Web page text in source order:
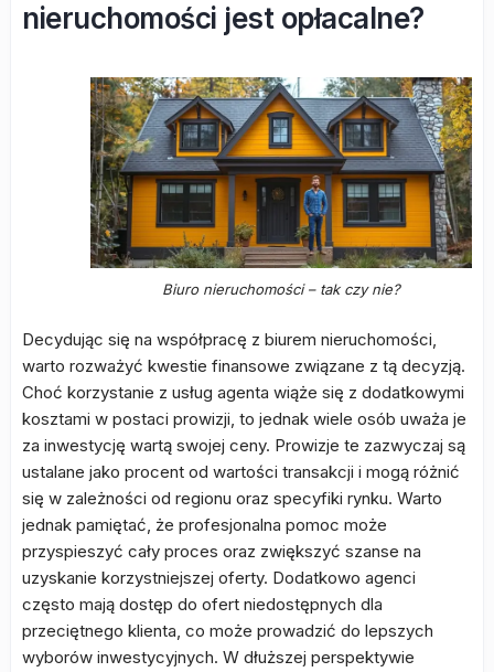
nieruchomości jest opłacalne?
Biuro nieruchomości – tak czy nie?
Decydując się na współpracę z biurem nieruchomości,
warto rozważyć kwestie finansowe związane z tą decyzją.
Choć korzystanie z usług agenta wiąże się z dodatkowymi
kosztami w postaci prowizji, to jednak wiele osób uważa je
za inwestycję wartą swojej ceny. Prowizje te zazwyczaj są
ustalane jako procent od wartości transakcji i mogą różnić
się w zależności od regionu oraz specyfiki rynku. Warto
jednak pamiętać, że profesjonalna pomoc może
przyspieszyć cały proces oraz zwiększyć szanse na
uzyskanie korzystniejszej oferty. Dodatkowo agenci
często mają dostęp do ofert niedostępnych dla
przeciętnego klienta, co może prowadzić do lepszych
wyborów inwestycyjnych. W dłuższej perspektywie